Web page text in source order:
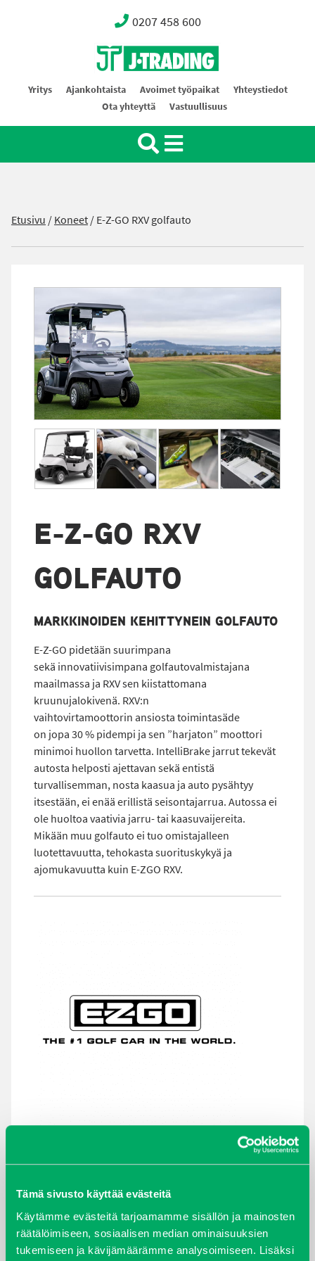
Tämä sivusto käyttää evästeitä
Käytämme evästeitä tarjoamamme sisällön ja mainosten
räätälöimiseen, sosiaalisen median ominaisuuksien
tukemiseen ja kävijämäärämme analysoimiseen. Lisäksi
0207 458 600
Oy J-Trading Ab
Yritys Ajankohtaista Avoimet työpaikat
Yhteystiedot
Ota yhteyttä
Vastuullisuus
Etusivu /Koneet/E-Z-GO RXV golfauto
E-Z-GO RXV
GOLFAUTO
MARKKINOIDEN KEHITTYNEIN GOLFAUTO
E-Z-GO pidetään suurimpana
sekä innovatiivisimpana golfautovalmistajana
maailmassa ja RXV sen kiistattomana
kruunujalokivenä. RXV:n
vaihtovirtamoottorin ansiosta toimintasäde
on jopa 30 % pidempi ja sen ”harjaton” moottori
minimoi huollon tarvetta. IntelliBrake jarrut tekevät
autosta helposti ajettavan sekä entistä
turvallisemman, nosta kaasua ja auto pysähtyy
itsestään, ei enää erillistä seisontajarrua. Autossa ei
ole huoltoa vaativia jarru- tai kaasuvaijereita.
Mikään muu golfauto ei tuo omistajalleen
luotettavuutta, tehokasta suorituskykyä ja
ajomukavuutta kuin E-ZGO RXV.